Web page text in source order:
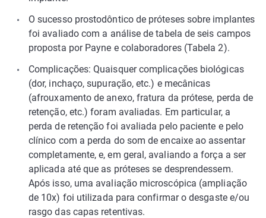
O sucesso prostodôntico de próteses sobre implantes
foi avaliado com a análise de tabela de seis campos
proposta por Payne e colaboradores (Tabela 2).
Complicações: Quaisquer complicações biológicas
(dor, inchaço, supuração, etc.) e mecânicas
(afrouxamento de anexo, fratura da prótese, perda de
retenção, etc.) foram avaliadas. Em particular, a
perda de retenção foi avaliada pelo paciente e pelo
clínico com a perda do som de encaixe ao assentar
completamente, e, em geral, avaliando a força a ser
aplicada até que as próteses se desprendessem.
Após isso, uma avaliação microscópica (ampliação
de 10x) foi utilizada para confirmar o desgaste e/ou
rasgo das capas retentivas.